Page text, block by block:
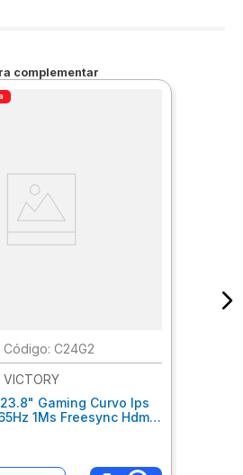
complementar
: C24G2
Gaming Curvo Ips
1Ms Freesync Hdmi